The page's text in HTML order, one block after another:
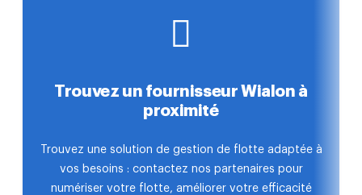
Trouvez un fournisseur Wialon à
proximité
Trouvez une solution de gestion de flotte adaptée à
vos besoins : contactez nos partenaires pour
numériser votre flotte, améliorer votre efficacité